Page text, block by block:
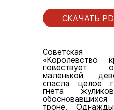
СКАЧАТЬ
Советская
«Королевство
повествует
маленькой
спасла целое
гнета
троне. Однажды